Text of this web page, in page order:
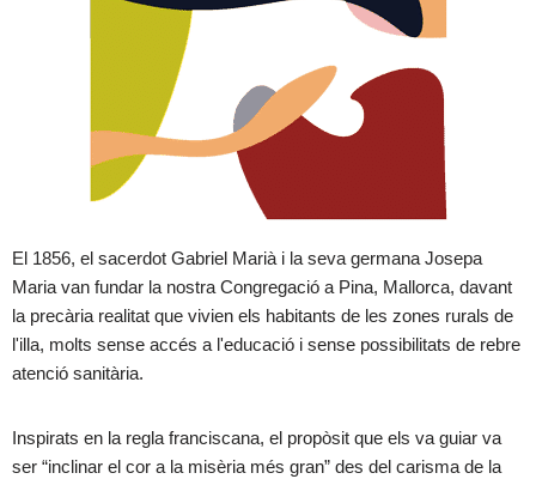
El 1856, el sacerdot Gabriel Marià i la seva germana Josepa
Maria van fundar la nostra Congregació a Pina, Mallorca, davant
la precària realitat que vivien els habitants de les zones rurals de
l'illa, molts sense accés a l'educació i sense possibilitats de rebre
atenció sanitària.
Inspirats en la regla franciscana, el propòsit que els va guiar va
ser “inclinar el cor a la misèria més gran” des del carisma de la